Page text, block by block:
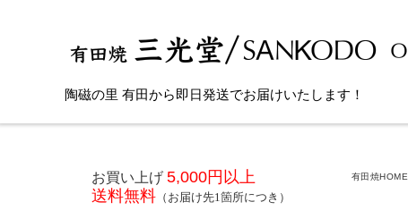
陶磁の里 有田から即日発送でお届けいたします！
有田焼HOME
お買い上げ 5,000円以上
送料無料 （お届け先1箇所につき）